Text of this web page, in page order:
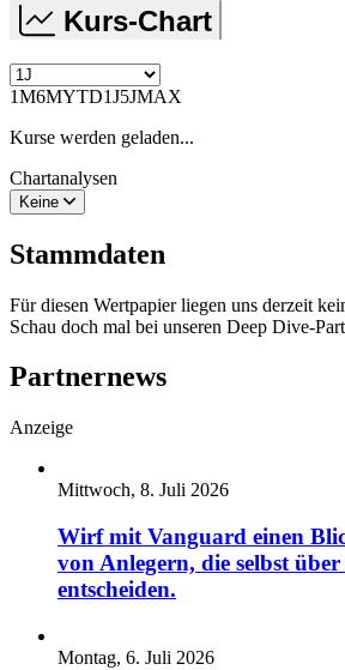
Kurs-Chart
1M6MYTD1J5JMAX
Kurse werden geladen...
Chartanalysen
Keine
Stammdaten
Für diesen Wertpapier liegen uns derzeit
Schau doch mal bei unseren Deep Dive-
Partnernews
Anzeige
Mittwoch, 8. Juli 2026
Wirf mit Vanguard einen
von Anlegern, die selbst
entscheiden.
Montag, 6. Juli 2026